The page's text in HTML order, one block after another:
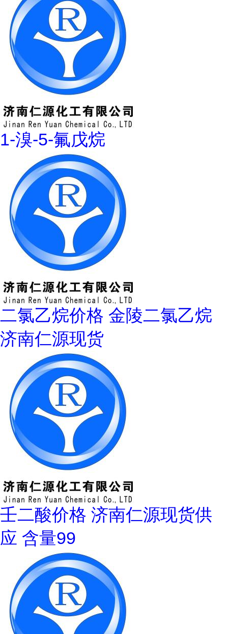
1-溴-5-氟戊烷
二氯乙烷价格 金陵二氯乙烷
济南仁源现货
壬二酸价格 济南仁源现货供
应 含量99